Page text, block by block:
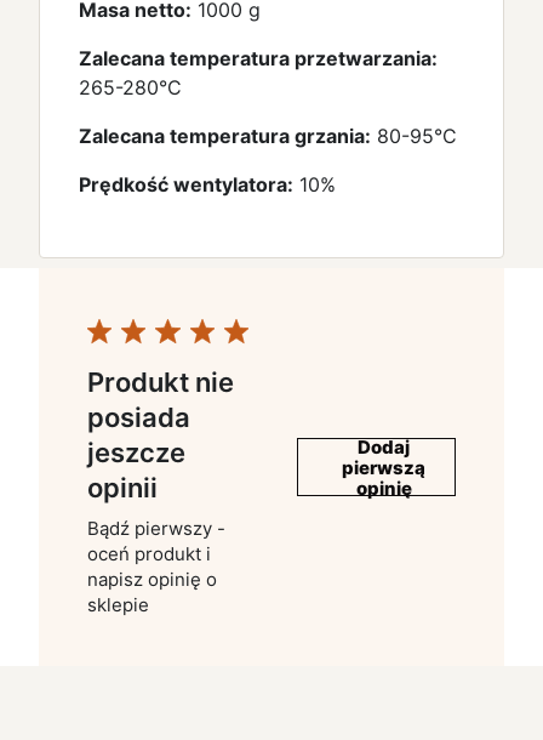
Masa netto: 1000 g
Zalecana temperatura przetwarzania:
265-280°C
Zalecana temperatura grzania: 80-95°C
Prędkość wentylatora: 10%
Produkt nie
posiada
jeszcze
opinii
Bądź pierwszy -
oceń produkt i
napisz opinię o
sklepie
Dodaj
pierwszą
opinię